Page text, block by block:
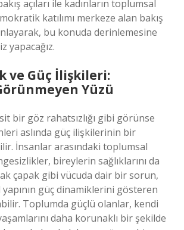
açıları ile kadınların toplumsal
katılımı merkeze alan bakış
bu konuda derinlemesine
yapacağız.
ve Güç İlişkileri:
Yüzü
bir göz rahatsızlığı gibi görünse
aslında güç ilişkilerinin bir
İnsanlar arasındaki toplumsal
bireylerin sağlıklarını da
çapak gibi vücuda dair bir sorun,
yapının güç dinamiklerini gösteren
Toplumda güçlü olanlar, kendi
daha korunaklı bir şekilde